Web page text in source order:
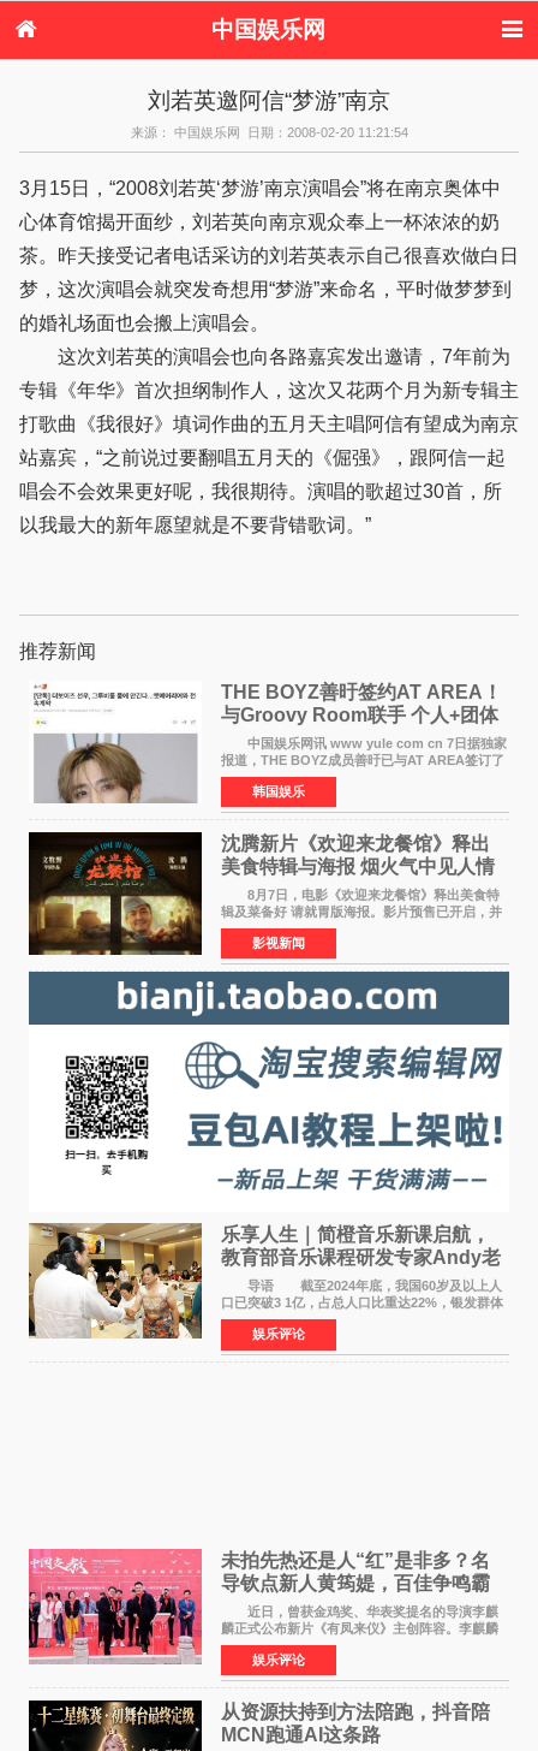
中国娱乐网
日本娱乐 韩国娱乐
音乐新闻 影视新闻
内地明星八卦
日本韩国明星
八卦
欧美明星八卦 娱乐评论
刘若英邀阿信“梦游”南京
来源： 中国娱乐网 日期：2008-02-20 11:21:54
3月15日，“2008刘若英‘梦游’南京演唱会”将在南京奥体中
心体育馆揭开面纱，刘若英向南京观众奉上一杯浓浓的奶
茶。昨天接受记者电话采访的刘若英表示自己很喜欢做白日
梦，这次演唱会就突发奇想用“梦游”来命名，平时做梦梦到
的婚礼场面也会搬上演唱会。
这次刘若英的演唱会也向各路嘉宾发出邀请，7年前为
专辑《年华》首次担纲制作人，这次又花两个月为新专辑主
打歌曲《我很好》填词作曲的五月天主唱阿信有望成为南京
站嘉宾，“之前说过要翻唱五月天的《倔强》，跟阿信一起
唱会不会效果更好呢，我很期待。演唱的歌超过30首，所
以我最大的新年愿望就是不要背错歌词。”
推荐新闻
THE BOYZ善旴签约AT AREA！
与Groovy Room联手 个人+团体
活动并行
中国娱乐网讯 www yule com cn 7日据独家
报道，THE BOYZ成员善旴已与AT AREA签订了
专属合约。AT AREA是由知名制作人组合
Groovy Room创立的hip-hop厂牌，旗下拥有多
位实力派音乐人，在韩
韩国娱乐
沈腾新片《欢迎来龙餐馆》释出
美食特辑与海报 烟火气中见人情
温暖
8月7日，电影《欢迎来龙餐馆》释出美食特
辑及菜备好 请就胃版海报。影片预售已开启，并
将于8月8日至10日14:00-21:00举行全国超前点
映。电影《欢迎来龙餐馆》作为战争美食喜剧大
片，讲述了中国
影视新闻
乐享人生｜简橙音乐新课启航，
教育部音乐课程研发专家Andy老
师重磅入驻领航银龄琴声
导语 截至2024年底，我国60岁及以上人
口已突破3 1亿，占总人口比重达22%，银发群体
的精神文化需求日益凸显。2024年1月，国务院办
公厅印发《关于发展银发经济增进老年人福祉的
意见》——这是
娱乐评论
未拍先热还是人“红”是非多？名
导钦点新人黄筠媞，百佳争鸣霸
气回应
近日，曾获金鸡奖、华表奖提名的导演李麒
麟正式公布新片《有凤来仪》主创阵容。李麒麟
早年凭电影《华容道》获得金鸡奖、华表奖提
名，此后长期参与国内外电影制作，其担任制片
人参与的作品亦曾
娱乐评论
从资源扶持到方法陪跑，抖音陪
MCN跑通AI这条路